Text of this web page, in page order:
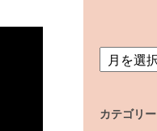
ア
ー
ブ
カテゴリー